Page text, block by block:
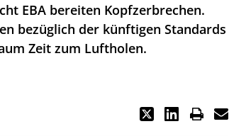
EBA bereiten Kopfzerbrechen.
bezüglich der künftigen Standards
Zeit zum Luftholen.